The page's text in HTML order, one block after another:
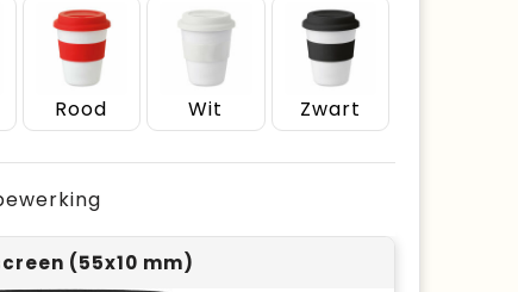
Rood Wit Zwart
(55x10 mm)